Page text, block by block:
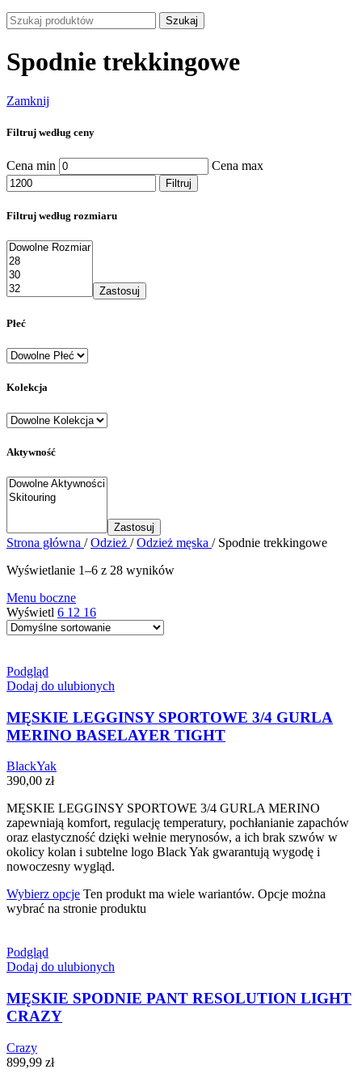
Szukaj
Spodnie trekkingowe
Zamknij
Filtruj według ceny
Cena min Cena max
Filtruj
Filtruj według rozmiaru
Zastosuj
Płeć
Kolekcja
Aktywność
Zastosuj
Strona główna / Odzież / Odzież męska / Spodnie trekkingowe
Wyświetlanie 1–6 z 28 wyników
Menu boczne
Wyświetl 6 12 16
Podgląd
Dodaj do ulubionych
MĘSKIE LEGGINSY SPORTOWE 3/4 GURLA
MERINO BASELAYER TIGHT
BlackYak
390,00 zł
MĘSKIE LEGGINSY SPORTOWE 3/4 GURLA MERINO
zapewniają komfort, regulację temperatury, pochłanianie zapachów
oraz elastyczność dzięki wełnie merynosów, a ich brak szwów w
okolicy kolan i subtelne logo Black Yak gwarantują wygodę i
nowoczesny wygląd.
Wybierz opcje Ten produkt ma wiele wariantów. Opcje można
wybrać na stronie produktu
Podgląd
Dodaj do ulubionych
MĘSKIE SPODNIE PANT RESOLUTION LIGHT
CRAZY
Crazy
899,99 zł